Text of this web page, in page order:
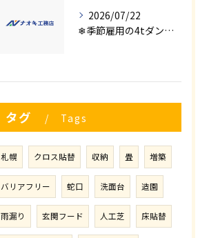
2026/07/22
❄季節雇用の4tダンプの運転手募集⛄
タグ Tags
札幌 クロス貼替 収納 畳 増築
バリアフリー 蛇口 洗面台 造園
雨漏り 玄関フード 人工芝 床貼替